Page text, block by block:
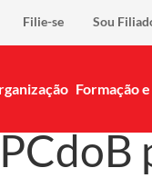
Filie-se Sou
Formação